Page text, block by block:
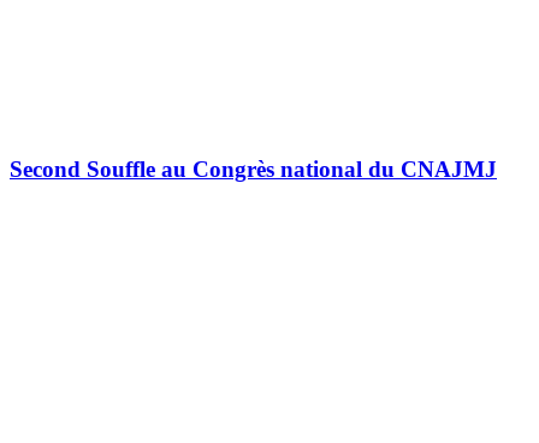
Second Souffle au Congrès national du CNAJMJ